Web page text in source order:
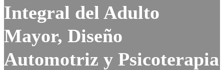
Integral del Adulto
Mayor, Diseño
Automotriz y Psicoterapia